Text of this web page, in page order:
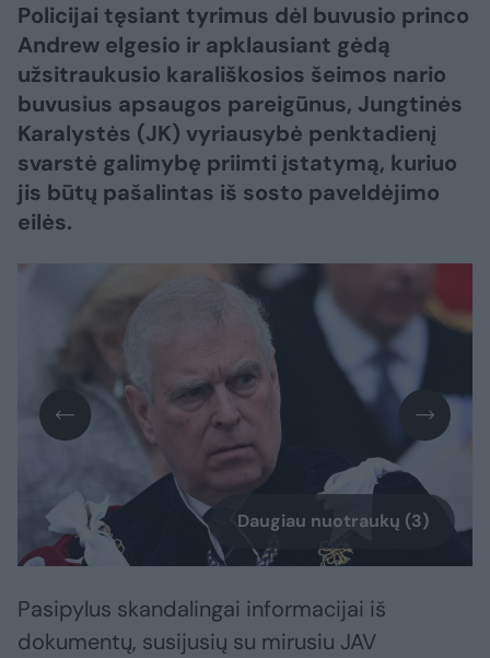
Policijai tęsiant tyrimus dėl buvusio princo
Andrew elgesio ir apklausiant gėdą
užsitraukusio karališkosios šeimos nario
buvusius apsaugos pareigūnus, Jungtinės
Karalystės (JK) vyriausybė penktadienį
svarstė galimybę priimti įstatymą, kuriuo
jis būtų pašalintas iš sosto paveldėjimo
eilės.
Daugiau nuotraukų (3)
Pasipylus skandalingai informacijai iš
dokumentų, susijusių su mirusiu JAV